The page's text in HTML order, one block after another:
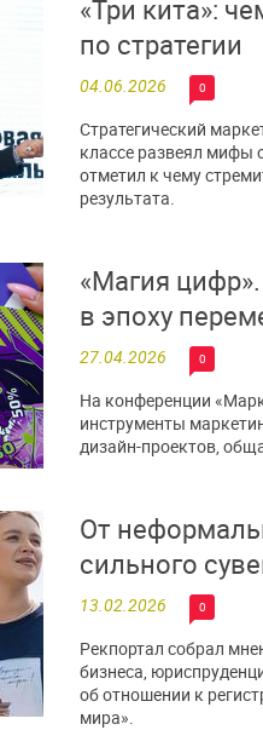
«Три кита»:
по стратегии
04.06.2026 0
Стратегический
классе развеял мифы
отметил к чему
результата.
«Магия
в эпоху
27.04.2026 0
На конференции
инструменты
дизайн-проектов,
От
сильного
13.02.2026 0
Рекпортал собрал
бизнеса,
об отношении к
мира».